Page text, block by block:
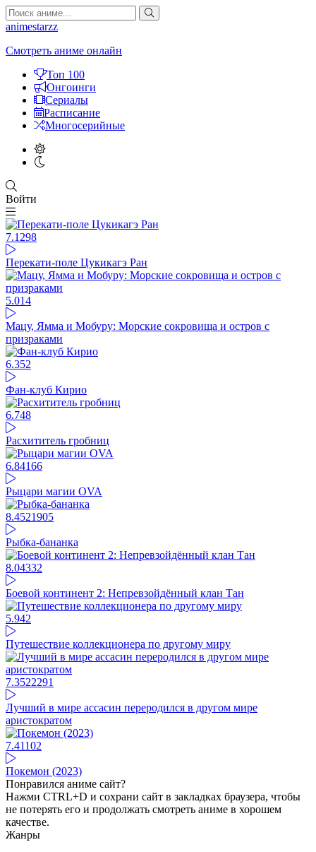
animestarzz
Смотреть аниме онлайн
Топ 100
Онгоинги
Сериалы
Расписание
Многосерийные
Войти
7.1 298
Перекати-поле Цукикагэ Ран
5.014
Мацу, Ямма и Мобуру: Морские сокровища и остров с
призраками
6.352
Фан-клуб Кирио
6.748
Расхититель гробниц
6.84166
Рыцари магии OVA
8.4521905
Рыбка-бананка
8.04332
Боевой континент 2: Непревзойдённый клан Тан
5.942
Путешествие коллекционера по другому миру
7.3522291
Лучший в мире ассасин переродился в другом мире
аристократом
7.41102
Покемон (2023)
Понравился аниме сайт?
Нажми CTRL+D и сохрани сайт в закладках браузера, чтобы
не потерять его и продолжать смотреть аниме в хорошем
качестве.
Жанры